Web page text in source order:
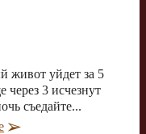
живот уйдет за 5
через 3 исчезнут
съедайте...